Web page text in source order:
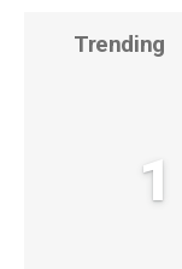
Trending
1